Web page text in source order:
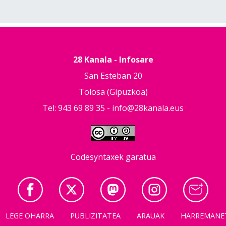
28 Kanala - Infosare
San Esteban 20
Tolosa (Gipuzkoa)
Tel: 943 69 89 35 - info@28kanala.eus
Codesyntaxek garatua
LEGE OHARRA PUBLIZITATEA ARAUAK